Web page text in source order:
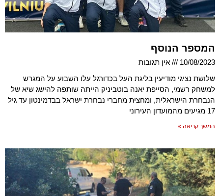
המספר הנוסף
10/08/2023
אין תגובות
שלושת נציגי מודיעין בליגת העל בכדורגל עלו השבוע על המגרש
למשחק רשמי, הסייפת יאנה בוטביניק הייתה שותפה להישג שיא של
הנבחרת הישראלית, ומחצית מחברי נבחרת ישראל בבדמינטון עד גיל
17 מגיעים מהמועדון העירוני
המשך קריאה »